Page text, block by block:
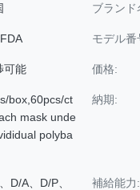
ブランド
モデル番
可能 価格:
box,60pcs/ct
mask unde
polyba
納期:
D/A、D/P、
補給能力: